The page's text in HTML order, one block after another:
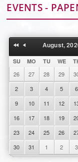
EVENTS -
August,
SU MO TU WE
26 27 28 29
2
3 4 5 6
9
10 11 12
16
17 18 19
23
24 25 26
30
31 1 2 3